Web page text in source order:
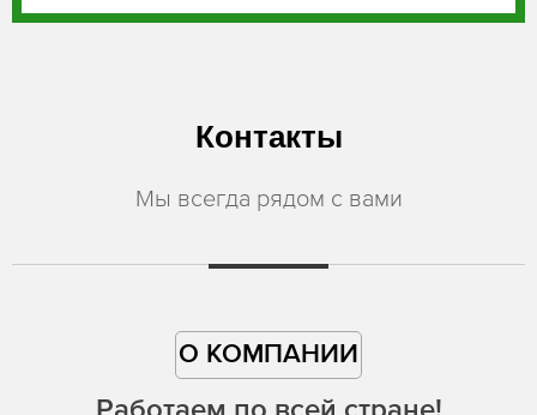
Контакты
Мы всегда рядом с вами
О КОМПАНИИ